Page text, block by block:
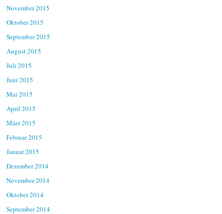
November 2015
Oktober 2015
September 2015
August 2015
Juli 2015
Juni 2015
Mai 2015
April 2015
März 2015
Februar 2015
Januar 2015
Dezember 2014
November 2014
Oktober 2014
September 2014